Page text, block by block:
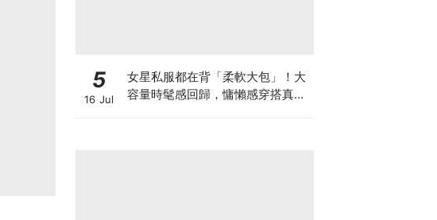
5
16 Jul
女星私服都在背「柔軟大包」！大
容量時髦感回歸，慵懶感穿搭真的